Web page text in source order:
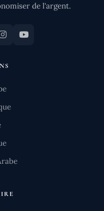
de l'argent.